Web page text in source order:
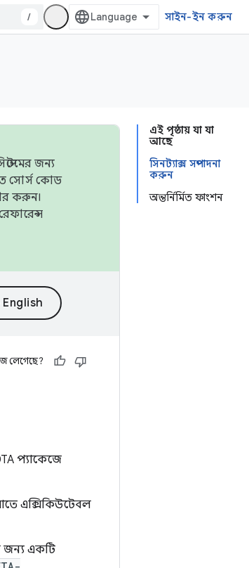
/ সাইন-ইন করুন
এই পৃষ্ঠায় যা যা
আছে
সিনট্যাক্স সম্পাদনা
করুন
অন্তর্নির্মিত ফাংশন
জন্য
সোর্স কোড
করুন।
লেগেছে?
প্যাকেজে
এক্সিকিউটেবল
জন্য একটি